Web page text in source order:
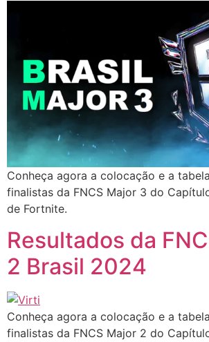
Conheça agora a colocação e a
finalistas da FNCS Major 3 do
de Fortnite.
Resultados da
2 Brasil 2024
Conheça agora a colocação e a
finalistas da FNCS Major 2 do